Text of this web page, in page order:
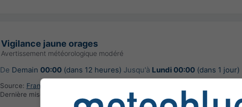
Vigilance jaune orages
Avertissement météorologique modéré
De Demain 00:00(dans 12 heures) Jusqu'à Lundi 00:00(dans 1 jour)
Source: France: Meteo-France
Dernière mise à jour: